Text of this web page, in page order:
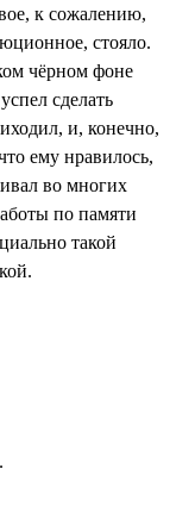
к сожалению,
стояло.
чёрном фоне
сделать
и, конечно,
ему нравилось,
во многих
по памяти
такой